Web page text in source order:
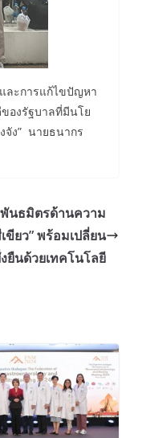
ละการแก้ไขปัญหา
องรัฐบาลที่มีนโย
จัง” นายธนากร
นธมิตรด้านความ
ขียว” พร้อมเปลี่ยน
ยืนด้วยเทคโนโลยี